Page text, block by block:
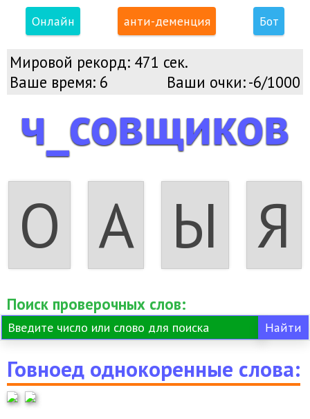
Онлайн анти-деменция Бот
Мировой рекорд: 471 сек.
Ваше время: 6 Ваши очки:-6/1000
ч_совщиков
О А Ы Я
Поиск проверочных слов:
Говноед однокоренные слова: